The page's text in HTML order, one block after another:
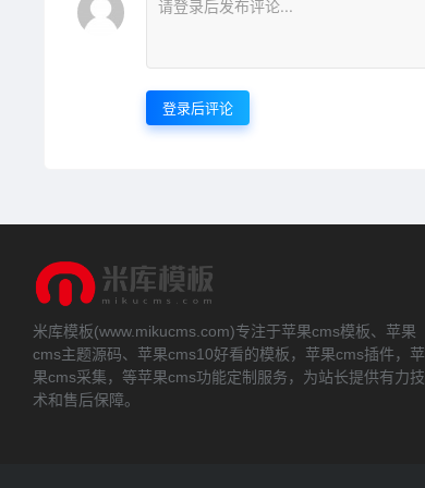
登录后评论
米库模板(www.mikucms.com)专注于苹果cms模板、苹果
cms主题源码、苹果cms10好看的模板，苹果cms插件，苹
果cms采集，等苹果cms功能定制服务，为站长提供有力技
术和售后保障。